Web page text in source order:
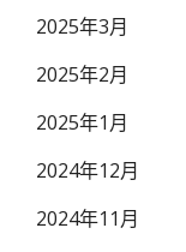
2025年3月
2025年2月
2025年1月
2024年12月
2024年11月